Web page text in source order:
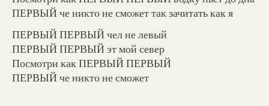
ПЕРВЫЙ че никто не сможет так зачитать как я
ПЕРВЫЙ ПЕРВЫЙ чел не левый
ПЕРВЫЙ ПЕРВЫЙ эт мой север
Посмотри как ПЕРВЫЙ ПЕРВЫЙ
ПЕРВЫЙ че никто не сможет